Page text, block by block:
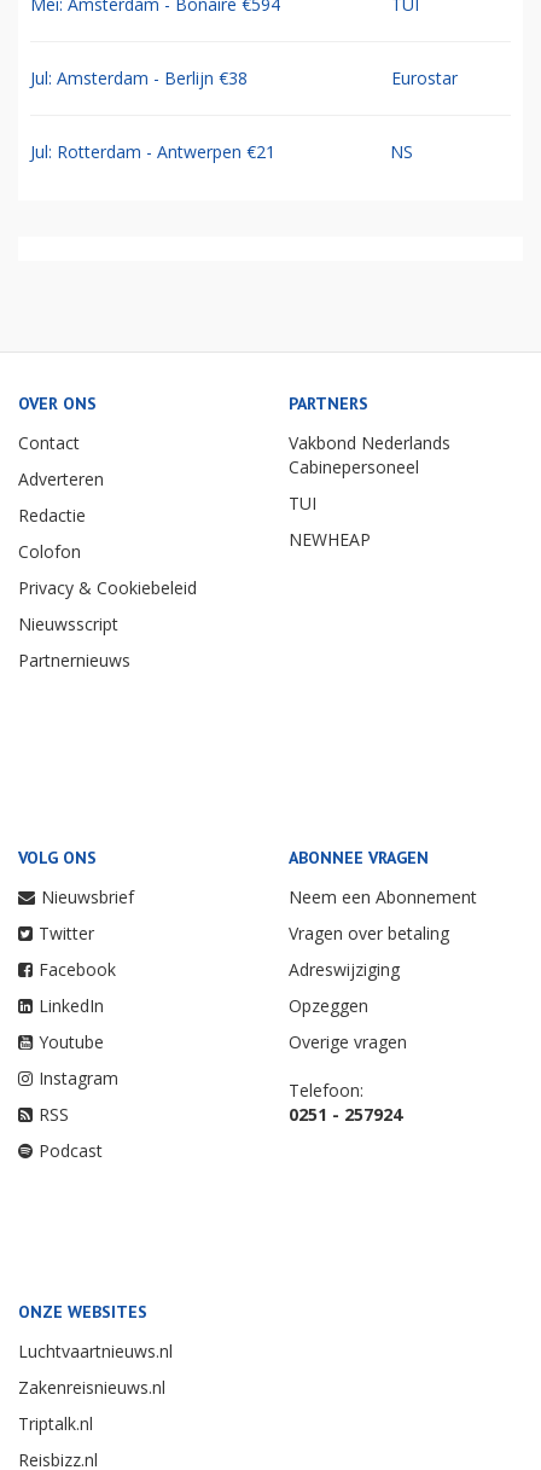
Jul: Amsterdam - Berlijn €38 Eurostar
Jul: Rotterdam - Antwerpen €21 NS
OVER ONS
Contact
Adverteren
Redactie
Colofon
Privacy & Cookiebeleid
Nieuwsscript
Partnernieuws
PARTNERS
Vakbond Nederlands
Cabinepersoneel
TUI
NEWHEAP
VOLG ONS
Nieuwsbrief
Twitter
Facebook
LinkedIn
Youtube
Instagram
RSS
Podcast
ABONNEE VRAGEN
Neem een Abonnement
Vragen over betaling
Adreswijziging
Opzeggen
Overige vragen
Telefoon:
0251 - 257924
ONZE WEBSITES
Luchtvaartnieuws.nl
Zakenreisnieuws.nl
Triptalk.nl
Reisbizz.nl